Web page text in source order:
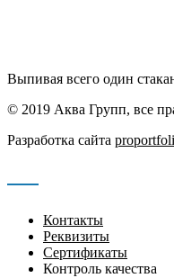
Выпивая всего один
© 2019 Аква Групп, все
Разработка сайта
Контакты
Реквизиты
Сертификаты
Контроль качества